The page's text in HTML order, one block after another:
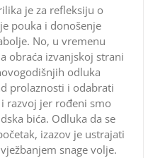
je za refleksiju o
pouka i donošenje
No, u vremenu
obraća izvanjskoj strani
odluka
prolaznosti i odabrati
razvoj jer rođeni smo
bića. Odluka da se
izazov je ustrajati
snage volje.